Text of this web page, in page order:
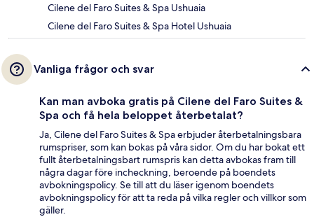
Cilene del Faro Suites & Spa Ushuaia
Cilene del Faro Suites & Spa Hotel Ushuaia
Vanliga frågor och svar
Kan man avboka gratis på Cilene del Faro Suites &
Spa och få hela beloppet återbetalat?
Ja, Cilene del Faro Suites & Spa erbjuder återbetalningsbara
rumspriser, som kan bokas på våra sidor. Om du har bokat ett
fullt återbetalningsbart rumspris kan detta avbokas fram till
några dagar före incheckning, beroende på boendets
avbokningspolicy. Se till att du läser igenom boendets
avbokningspolicy för att ta reda på vilka regler och villkor som
gäller.